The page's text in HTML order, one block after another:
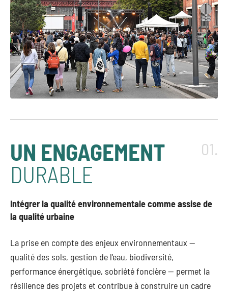
01.
UN ENGAGEMENT
DURABLE
Intégrer la qualité environnementale comme assise de
la qualité urbaine
La prise en compte des enjeux environnementaux —
qualité des sols, gestion de l'eau, biodiversité,
performance énergétique, sobriété foncière — permet la
résilience des projets et contribue à construire un cadre